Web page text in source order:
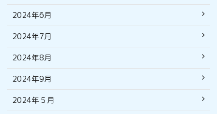
2024年6月
2024年7月
2024年8月
2024年9月
2024年５月